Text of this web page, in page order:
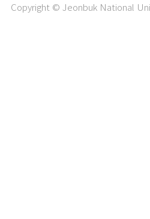
Copyright © Jeonbuk National